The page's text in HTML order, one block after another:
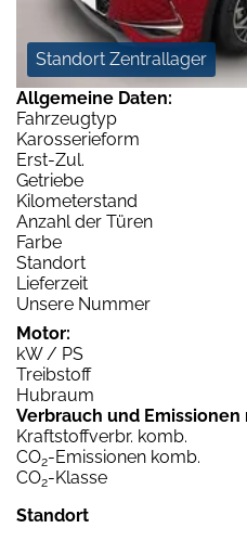
Standort Zentrallager
Allgemeine Daten:
Fahrzeugtyp
Karosserieform
Erst-Zul.
Getriebe
Kilometerstand
Anzahl der Türen
Farbe
Standort
Lieferzeit
Unsere Nummer
Motor:
kW / PS
Treibstoff
Hubraum
Verbrauch und Emissionen
Kraftstoffverbr. komb.
CO2-Emissionen komb.
CO2-Klasse
Standort